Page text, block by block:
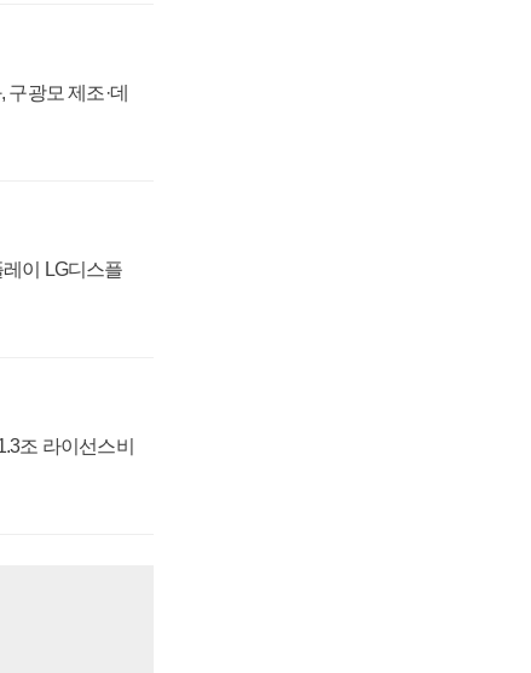
광모 제조·데
이 LG디스플
조 라이선스비